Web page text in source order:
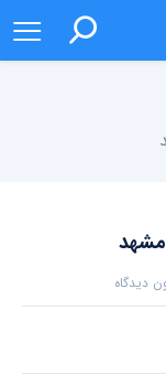
مشهد
دیدگاه